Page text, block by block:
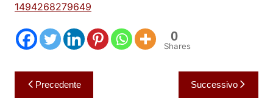
1494268279649
0
Shares
Navigazione
articoli
Precedente Successivo